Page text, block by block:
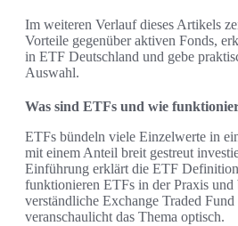
Im weiteren Verlauf dieses Artikels
Vorteile gegenüber aktiven Fonds,
in ETF Deutschland und gebe
Auswahl.
Was sind ETFs und wie
ETFs bündeln viele Einzelwerte in
mit einem Anteil breit gestreut
Einführung erklärt die ETF
funktionieren ETFs in der Praxis und
verständliche Exchange Traded
veranschaulicht das Thema optisch.